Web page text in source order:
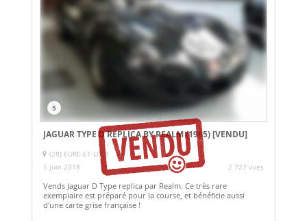
5
JAGUAR TYPE D REPLICA BY REALM (1985)[VENDU]
(28) EURE-ET-LOIR
5 juin 2018
2 727 vues
Vends Jaguar D Type replica par Realm. Ce très rare
exemplaire est préparé pour la course, et bénéficie aussi
d'une carte grise française !